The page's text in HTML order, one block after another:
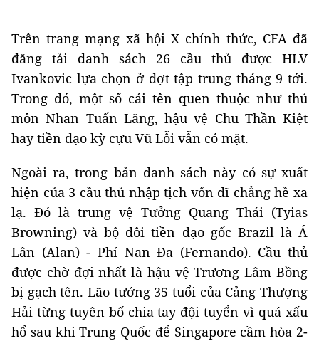
Trên trang mạng xã hội X chính thức, CFA đã
đăng tải danh sách 26 cầu thủ được HLV
Ivankovic lựa chọn ở đợt tập trung tháng 9 tới.
Trong đó, một số cái tên quen thuộc như thủ
môn Nhan Tuấn Lăng, hậu vệ Chu Thần Kiệt
hay tiền đạo kỳ cựu Vũ Lỗi vẫn có mặt.
Ngoài ra, trong bản danh sách này có sự xuất
hiện của 3 cầu thủ nhập tịch vốn dĩ chẳng hề xa
lạ. Đó là trung vệ Tưởng Quang Thái (Tyias
Browning) và bộ đôi tiền đạo gốc Brazil là Á
Lân (Alan) - Phí Nan Đa (Fernando). Cầu thủ
được chờ đợi nhất là hậu vệ Trương Lâm Bồng
bị gạch tên. Lão tướng 35 tuổi của Cảng Thượng
Hải từng tuyên bố chia tay đội tuyển vì quá xấu
hổ sau khi Trung Quốc để Singapore cầm hòa 2-